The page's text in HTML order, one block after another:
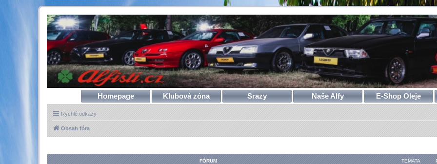
Homepage Klubová zóna Srazy Naše Alfy E-Shop Oleje
Rychlé odkazy
Obsah fóra
FÓRUM TÉMATA